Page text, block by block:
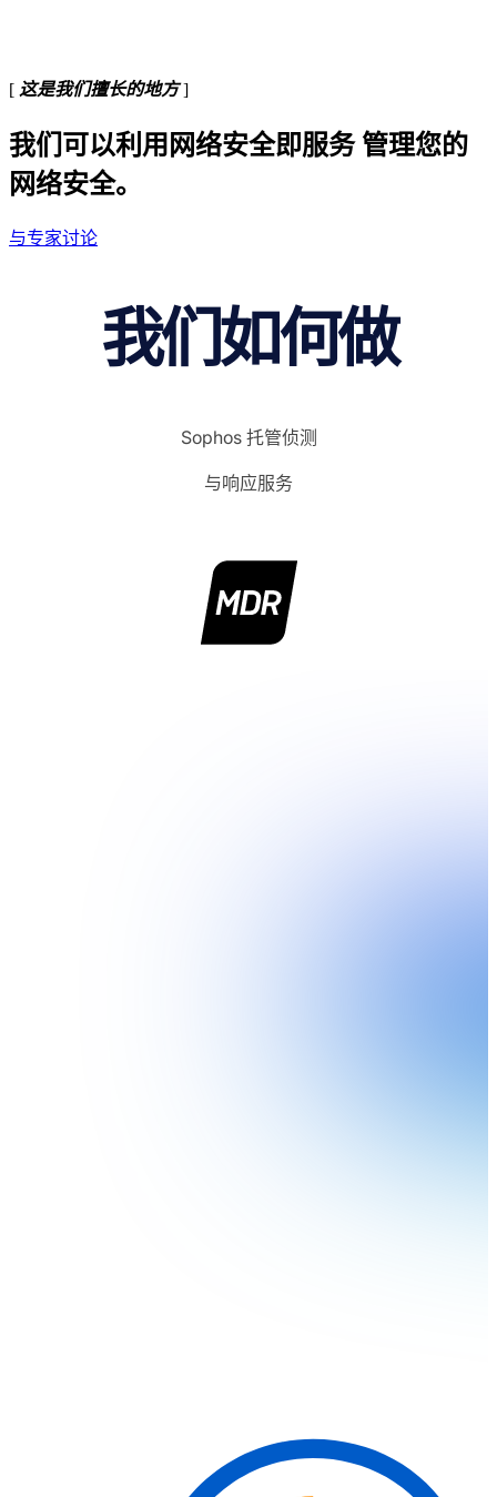
[ 这是我们擅长的地方]
我们可以利用网络安全即服务 管理您的
网络安全。
与专家讨论
我们如何做
Sophos 托管侦测
与响应服务